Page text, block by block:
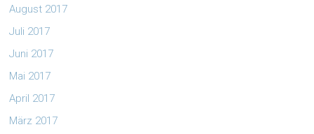
August 2017
Juli 2017
Juni 2017
Mai 2017
April 2017
März 2017